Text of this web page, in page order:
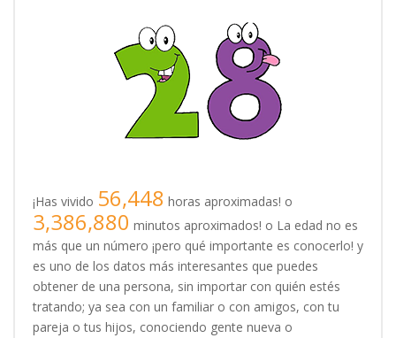
¡Has vivido 56,448 horas aproximadas! o
3,386,880 minutos aproximados! o La edad no es
más que un número ¡pero qué importante es conocerlo! y
es uno de los datos más interesantes que puedes
obtener de una persona, sin importar con quién estés
tratando; ya sea con un familiar o con amigos, con tu
pareja o tus hijos, conociendo gente nueva o